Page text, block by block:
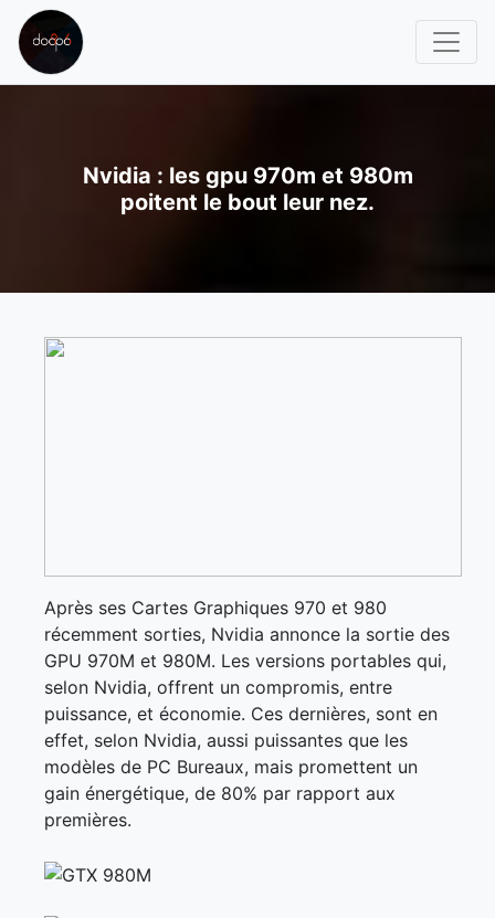
Nvidia : les gpu 970m et 980m
poitent le bout leur nez.
Après ses Cartes Graphiques 970 et 980
récemment sorties, Nvidia annonce la sortie des
GPU 970M et 980M. Les versions portables qui,
selon Nvidia, offrent un compromis, entre
puissance, et économie. Ces dernières, sont en
effet, selon Nvidia, aussi puissantes que les
modèles de PC Bureaux, mais promettent un
gain énergétique, de 80% par rapport aux
premières.